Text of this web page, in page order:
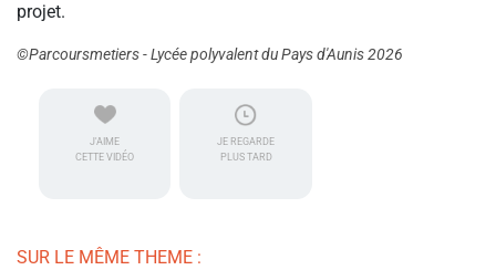
projet.
©Parcoursmetiers - Lycée polyvalent du Pays d'Aunis 2026
J'AIME
CETTE VIDÉO
JE REGARDE
PLUS TARD
SUR LE MÊME THEME :